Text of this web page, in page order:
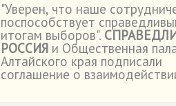
"Уверен, что наше
поспособствует
итогам выборов".
РОССИЯ и Общественная
Алтайского края подписали
соглашение о